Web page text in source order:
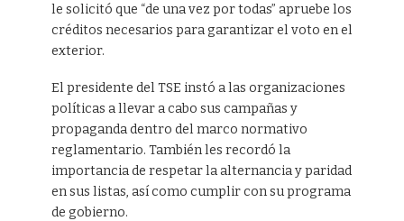
le solicitó que “de una vez por todas” apruebe los
créditos necesarios para garantizar el voto en el
exterior.
El presidente del TSE instó a las organizaciones
políticas a llevar a cabo sus campañas y
propaganda dentro del marco normativo
reglamentario. También les recordó la
importancia de respetar la alternancia y paridad
en sus listas, así como cumplir con su programa
de gobierno.